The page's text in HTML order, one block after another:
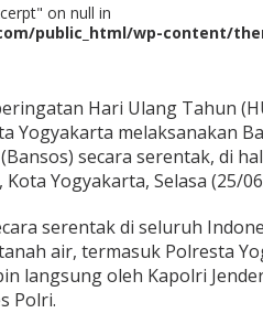
on null in
public_html/wp-content/
Hari Ulang Tahun
Yogyakarta melaksanakan
secara serentak, di
Yogyakarta, Selasa (25/
serentak di seluruh
air, termasuk Polresta
langsung oleh Kapolri
Polri.